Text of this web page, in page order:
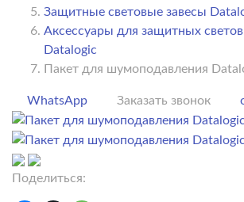
Защитные световые завесы
Аксессуары для защитных
Datalogic
Пакет для шумоподавления
WhatsApp Заказать звонок
Поделиться: